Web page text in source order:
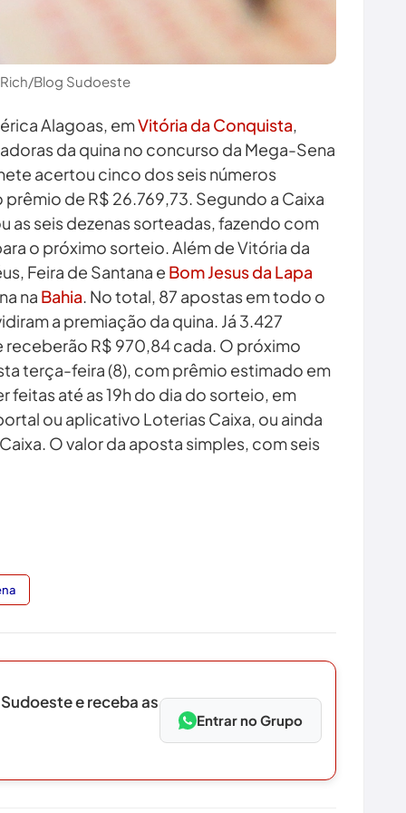
Blog Sudoeste
Alagoas, emVitória da Conquista,
da quina no concurso da Mega-Sena
acertou cinco dos seis números
de R$ 26.769,73. Segundo a Caixa
as seis dezenas sorteadas, fazendo com
o próximo sorteio. Além de Vitória da
Feira de Santana e Bom Jesus da Lapa
na Bahia. No total, 87 apostas em todo o
a premiação da quina. Já 3.427
R$ 970,84 cada. O próximo
terça-feira (8), com prêmio estimado em
feitas até as 19h do dia do sorteio, em
ou aplicativo Loterias Caixa, ou ainda
O valor da aposta simples, com seis
e receba as
Entrar no Grupo